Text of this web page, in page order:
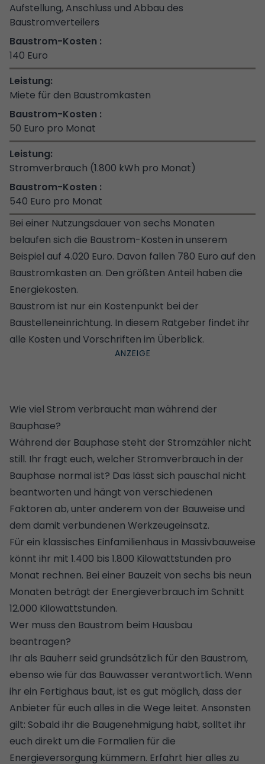
Aufstellung, Anschluss und Abbau des
Baustromverteilers
140 Euro
Miete für den Baustromkasten
50 Euro pro Monat
Stromverbrauch (1.800 kWh pro Monat)
540 Euro pro Monat
Bei einer Nutzungsdauer von sechs Monaten
belaufen sich die Baustrom-Kosten in unserem
Beispiel auf 4.020 Euro. Davon fallen 780 Euro auf den
Baustromkasten an. Den größten Anteil haben die
Energiekosten.
Baustrom ist nur ein Kostenpunkt bei der
Baustelleneinrichtung. In diesem Ratgeber findet ihr
alle Kosten und Vorschriften im Überblick.
Wie viel Strom verbraucht man während der
Bauphase?
Während der Bauphase steht der Stromzähler nicht
still. Ihr fragt euch, welcher Stromverbrauch in der
Bauphase normal ist? Das lässt sich pauschal nicht
beantworten und hängt von verschiedenen
Faktoren ab, unter anderem von der Bauweise und
dem damit verbundenen Werkzeugeinsatz.
Für ein klassisches Einfamilienhaus in Massivbauweise
könnt ihr mit 1.400 bis 1.800 Kilowattstunden pro
Monat rechnen. Bei einer Bauzeit von sechs bis neun
Monaten beträgt der Energieverbrauch im Schnitt
12.000 Kilowattstunden.
Wer muss den Baustrom beim Hausbau
beantragen?
Ihr als Bauherr seid grundsätzlich für den Baustrom,
ebenso wie für das Bauwasser verantwortlich. Wenn
ihr ein Fertighaus baut, ist es gut möglich, dass der
Anbieter für euch alles in die Wege leitet. Ansonsten
gilt: Sobald ihr die Baugenehmigung habt, solltet ihr
euch direkt um die Formalien für die
Energieversorgung kümmern. Erfahrt hier alles zu